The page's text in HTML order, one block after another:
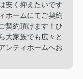
安く抑えたいです
ホームにてご契約
契約頂けます！ひ
大家族でも広々と
ンティホームへお